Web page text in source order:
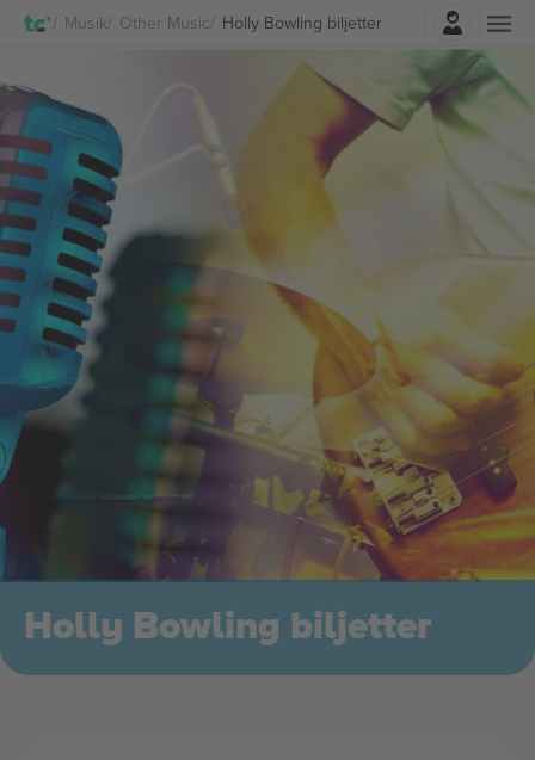
Musik Other Music Holly Bowling biljetter
Logga in
Holly Bowling biljetter